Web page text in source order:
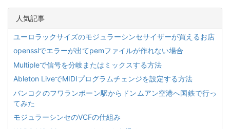
人気記事
ユーロラックサイズのモジュラーシンセサイザーが買えるお店
opensslでエラーが出てpemファイルが作れない場合
Multipleで信号を分岐またはミックスする方法
Ableton LiveでMIDIプログラムチェンジを設定する方法
バンコクのフワランポーン駅からドンムアン空港へ国鉄で行っ
てみた
モジュラーシンセのVCFの仕組み